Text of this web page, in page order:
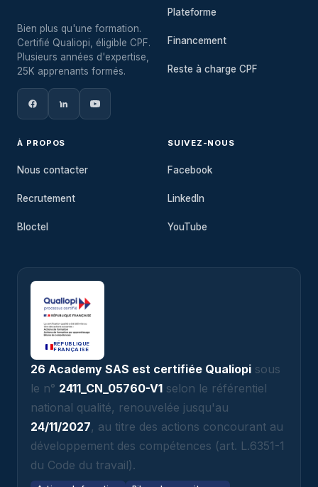
Bien plus qu'une formation.
Certifié Qualiopi, éligible CPF.
Plusieurs années d'expertise,
25K apprenants formés.
Plateforme
Financement
Reste à charge CPF
À PROPOS
Nous contacter
Recrutement
Bloctel
SUIVEZ-NOUS
Facebook
LinkedIn
YouTube
RÉPUBLIQUE
FRANÇAISE
26 Academy SAS est certifiée Qualiopi sous
le n° 2411_CN_05760-V1 selon le référentiel
national qualité, renouvelée jusqu'au
24/11/2027, au titre des actions concourant au
développement des compétences (art. L.6351-1
du Code du travail).